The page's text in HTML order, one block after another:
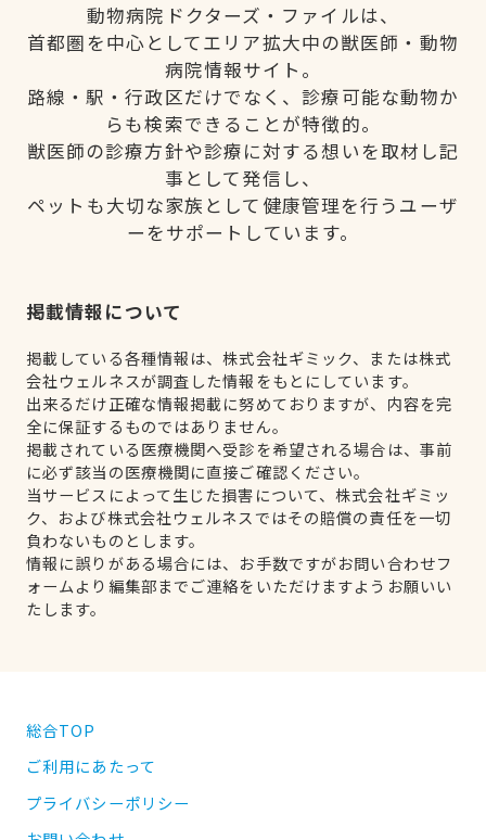
動物病院ドクターズ・ファイルは、
首都圏を中心としてエリア拡大中の獣医師・動物
病院情報サイト。
路線・駅・行政区だけでなく、診療可能な動物か
らも検索できることが特徴的。
獣医師の診療方針や診療に対する想いを取材し記
事として発信し、
ペットも大切な家族として健康管理を行うユーザ
ーをサポートしています。
掲載情報について
掲載している各種情報は、株式会社ギミック、または株式
会社ウェルネスが調査した情報をもとにしています。
出来るだけ正確な情報掲載に努めておりますが、内容を完
全に保証するものではありません。
掲載されている医療機関へ受診を希望される場合は、事前
に必ず該当の医療機関に直接ご確認ください。
当サービスによって生じた損害について、株式会社ギミッ
ク、および株式会社ウェルネスではその賠償の責任を一切
負わないものとします。
情報に誤りがある場合には、お手数ですがお問い合わせフ
ォームより編集部までご連絡をいただけますようお願いい
たします。
総合TOP
ご利用にあたって
プライバシーポリシー